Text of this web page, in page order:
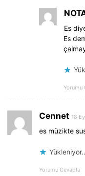
Es
Es
Yorumu
Cennet 18
es müzikte
Yorumu Cevapla